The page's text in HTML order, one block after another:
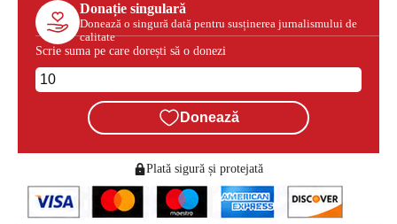
Donație singulară
Donează o singură dată pentru susținerea jurnalismului de
calitate
Scrie suma pe care dorești să o donezi
Donează
Plată sigură și protejată